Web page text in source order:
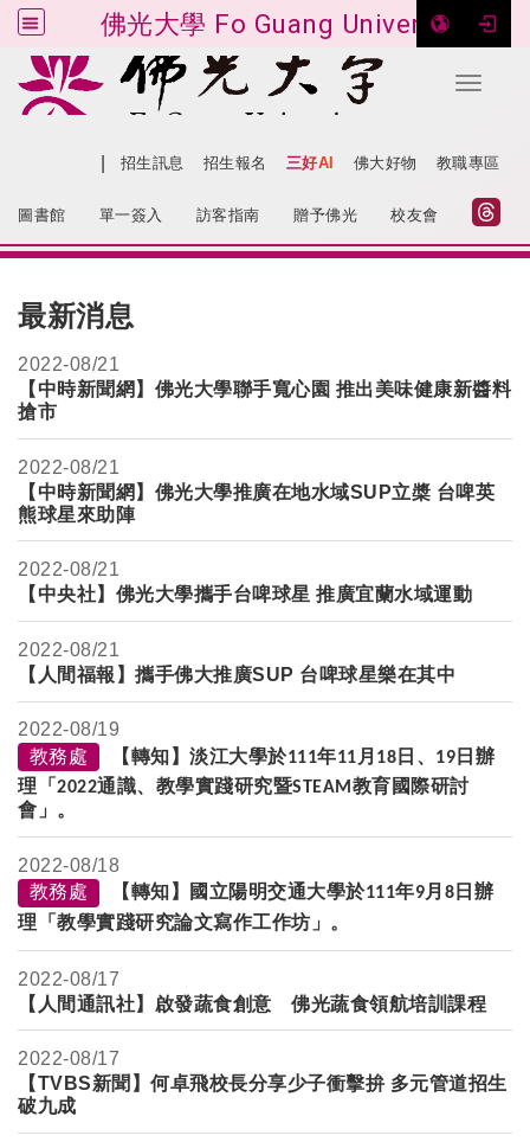
佛光大學 Fo Guang University
Toggle
跳到主要內容
招生訊息 招生報名 三好AI 佛大好物 教職專區
圖書館 單一簽入 訪客指南 贈予佛光 校友會
最新消息
2022-08/21
【中時新聞網】佛光大學聯手寬心園 推出美味健康新醬料
搶市
2022-08/21
【中時新聞網】佛光大學推廣在地水域SUP立槳 台啤英
熊球星來助陣
2022-08/21
【中央社】佛光大學攜手台啤球星 推廣宜蘭水域運動
2022-08/21
【人間福報】攜手佛大推廣SUP 台啤球星樂在其中
2022-08/19
教務處
【轉知】淡江大學於111年11 月 18 日、 19 日辦
理「 2022通識、教學實踐研究暨STEAM教育國際研討
會」。
2022-08/18
教務處
【轉知】國立陽明交通大學於111年9月 8 日辦
理「教學實踐研究論文寫作工作坊」。
2022-08/17
【人間通訊社】啟發蔬食創意 佛光蔬食領航培訓課程
2022-08/17
【TVBS新聞】何卓飛校長分享少子衝擊拚 多元管道招生
破九成